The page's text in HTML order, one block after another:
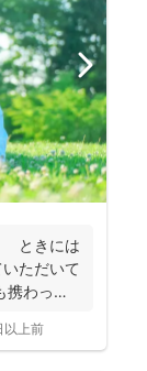
ときには
ただいて
携わって
以上前